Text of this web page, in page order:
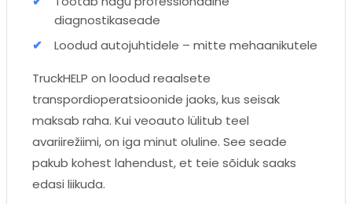
diagnostikaseade
Loodud autojuhtidele – mitte mehaanikutele
TruckHELP on loodud reaalsete
transpordioperatsioonide jaoks, kus seisak
maksab raha. Kui veoauto lülitub teel
avariirežiimi, on iga minut oluline. See seade
pakub kohest lahendust, et teie sõiduk saaks
edasi liikuda.